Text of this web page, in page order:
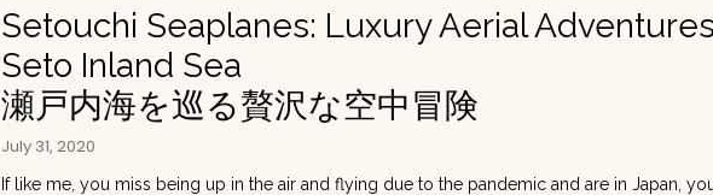
Setouchi Seaplanes: Luxury Aerial
Seto Inland Sea
瀬戸内海を巡る贅沢な空中冒険
July 31, 2020
If like me, you miss being up in the air and flying due to the pandemic and are in Japan,